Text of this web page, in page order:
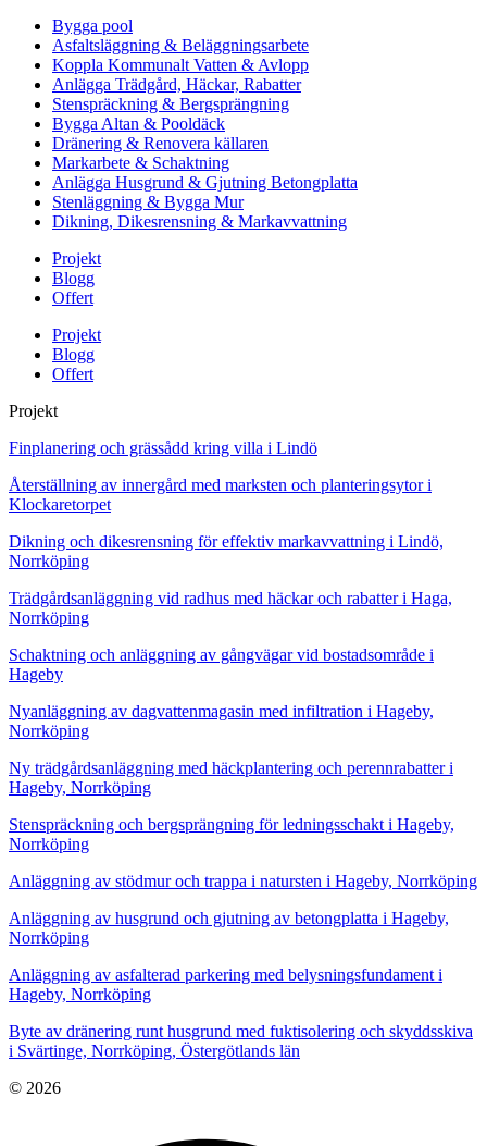
Bygga pool
Asfaltsläggning & Beläggningsarbete
Koppla Kommunalt Vatten & Avlopp
Anlägga Trädgård, Häckar, Rabatter
Stenspräckning & Bergsprängning
Bygga Altan & Pooldäck
Dränering & Renovera källaren
Markarbete & Schaktning
Anlägga Husgrund & Gjutning Betongplatta
Stenläggning & Bygga Mur
Dikning, Dikesrensning & Markavvattning
Projekt
Blogg
Offert
Projekt
Blogg
Offert
Projekt
Finplanering och grässådd kring villa i Lindö
Återställning av innergård med marksten och planteringsytor i
Klockaretorpet
Dikning och dikesrensning för effektiv markavvattning i Lindö,
Norrköping
Trädgårdsanläggning vid radhus med häckar och rabatter i Haga,
Norrköping
Schaktning och anläggning av gångvägar vid bostadsområde i
Hageby
Nyanläggning av dagvattenmagasin med infiltration i Hageby,
Norrköping
Ny trädgårdsanläggning med häckplantering och perennrabatter i
Hageby, Norrköping
Stenspräckning och bergsprängning för ledningsschakt i Hageby,
Norrköping
Anläggning av stödmur och trappa i natursten i Hageby, Norrköping
Anläggning av husgrund och gjutning av betongplatta i Hageby,
Norrköping
Anläggning av asfalterad parkering med belysningsfundament i
Hageby, Norrköping
Byte av dränering runt husgrund med fuktisolering och skyddsskiva
i Svärtinge, Norrköping, Östergötlands län
© 2026